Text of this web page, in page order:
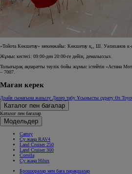
«Тойота Көкшетау» мекенжайы: Көкшетау қ,, Ш. Уәлиханов к-
Жұмыс кестесі: 09:00-ден 20:00-ге дейін, демалыссыз.
Толығырақ ақпаратты тәулік бойы жұмыс істейтін «Астана
– 7007.
Маған керек
Драйв сынағына жазылу Дилер табу Ұсынысты сұрату Өз
Каталог пен бағалар
Каталог пен бағалар
Модельдер
Camry
Су жаңа RAV4
Land Cruiser 250
Land Cruiser 300
Corolla
Су жаңа Hilux
Брошюралар мен баға парақшалар